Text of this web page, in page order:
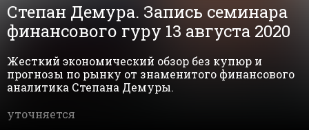
Степан Демура. Запись семинара
финансового гуру 13 августа 2020
Жесткий экономический обзор без купюр и
прогнозы по рынку от знаменитого финансового
аналитика Степана Демуры.
уточняется